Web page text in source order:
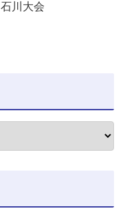
川大会